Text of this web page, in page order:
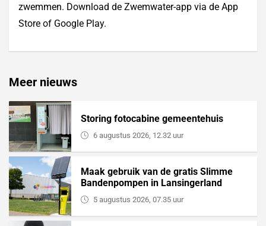
zwemmen. Download de Zwemwater-app via de App
Store of Google Play.
Meer nieuws
Storing fotocabine gemeentehuis
6 augustus 2026, 12.32 uur
Maak gebruik van de gratis Slimme
Bandenpompen in Lansingerland
5 augustus 2026, 07.35 uur